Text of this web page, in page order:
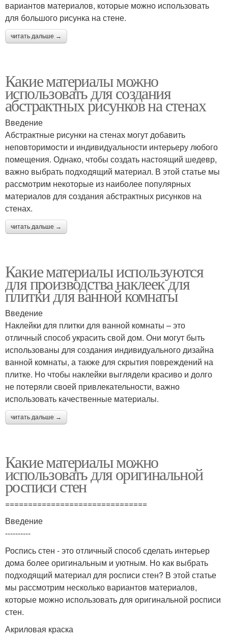
вариантов материалов, которые можно использовать
для большого рисунка на стене.
читать дальше →
Какие материалы можно
использовать для создания
абстрактных рисунков на стенах
Введение
Абстрактные рисунки на стенах могут добавить
неповторимости и индивидуальности интерьеру любого
помещения. Однако, чтобы создать настоящий шедевр,
важно выбрать подходящий материал. В этой статье мы
рассмотрим некоторые из наиболее популярных
материалов для создания абстрактных рисунков на
стенах.
читать дальше →
Какие материалы используются
для производства наклеек для
плитки для ванной комнаты
Введение
Наклейки для плитки для ванной комнаты – это
отличный способ украсить свой дом. Они могут быть
использованы для создания индивидуального дизайна
ванной комнаты, а также для скрытия повреждений на
плитке. Но чтобы наклейки выглядели красиво и долго
не потеряли своей привлекательности, важно
использовать качественные материалы.
читать дальше →
Какие материалы можно
использовать для оригинальной
росписи стен
===============================
Введение
----------
Роспись стен - это отличный способ сделать интерьер
дома более оригинальным и уютным. Но как выбрать
подходящий материал для росписи стен? В этой статье
мы рассмотрим несколько вариантов материалов,
которые можно использовать для оригинальной росписи
стен.
Акриловая краска